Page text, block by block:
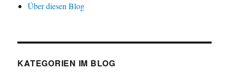
Über diesen Blog
KATEGORIEN IM BLOG